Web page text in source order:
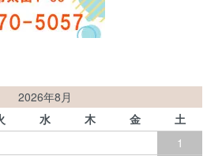
2026年8月
水 木 金
土
1